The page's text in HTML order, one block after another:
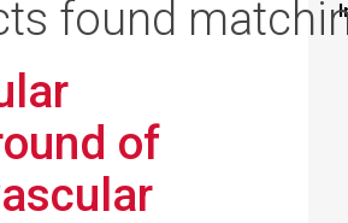
found
of